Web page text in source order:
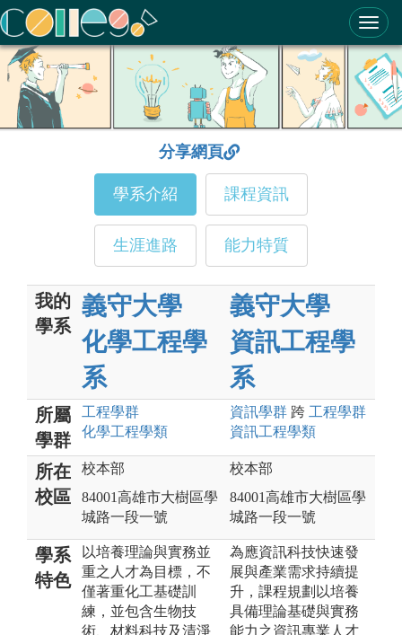
ColleGo! 大學選才與高中育才輔助系統
分享網頁
學系介紹 課程資訊
生涯進路 能力特質
我的
學系
義守大學
化學工程學
系
義守大學
資訊工程學
系
所屬
學群
工程學群
化學工程學類
資訊學群 跨 工程學群
資訊工程學類
所在
校區
校本部
84001高雄市大樹區學
城路一段一號
校本部
84001高雄市大樹區學
城路一段一號
學系
特色
以培養理論與實務並
重之人才為目標，不
僅著重化工基礎訓
練，並包含生物技
術、材料科技及清淨
為應資訊科技快速發
展與產業需求持續提
升，課程規劃以培養
具備理論基礎與實務
能力之資訊專業人才